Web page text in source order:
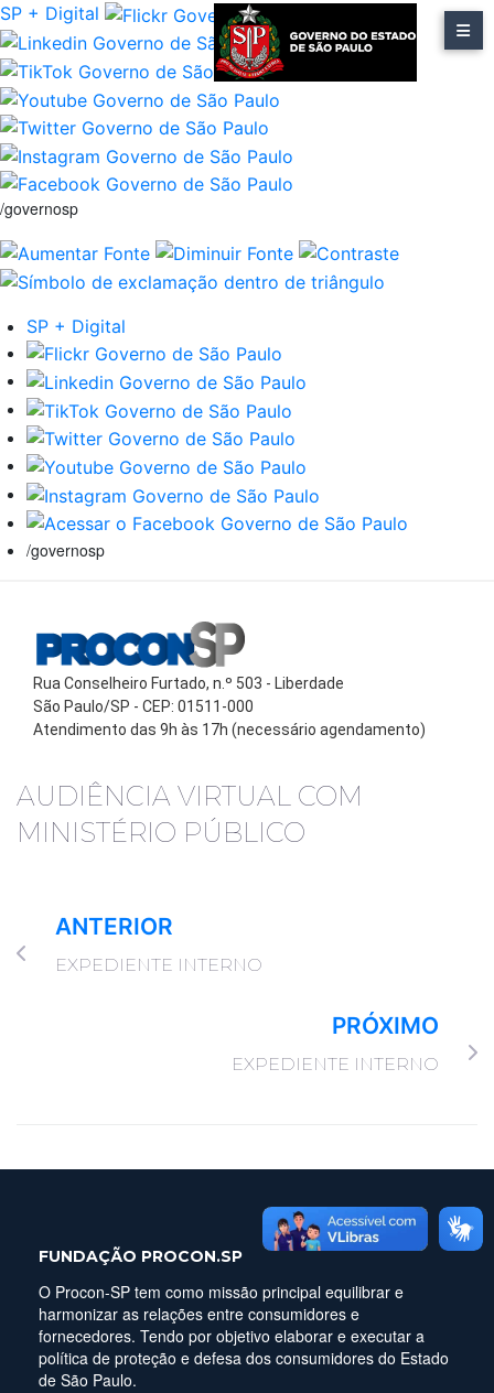
SP + Digital
/governosp
SP + Digital
/governosp
Rua Conselheiro Furtado, n.º 503 - Liberdade
São Paulo/SP - CEP: 01511-000
Atendimento das 9h às 17h (necessário agendamento)
AUDIÊNCIA VIRTUAL COM
MINISTÉRIO PÚBLICO
ANTERIOR
EXPEDIENTE INTERNO
PRÓXIMO
EXPEDIENTE INTERNO
FUNDAÇÃO PROCON.SP
O Procon-SP tem como missão principal equilibrar e
harmonizar as relações entre consumidores e
fornecedores. Tendo por objetivo elaborar e executar a
política de proteção e defesa dos consumidores do Estado
de São Paulo.